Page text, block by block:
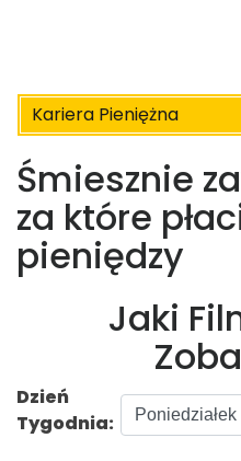
Kariera Pieniężna
Śmiesznie
za które
pieniędzy
Jaki
Dzień
Tygodnia: